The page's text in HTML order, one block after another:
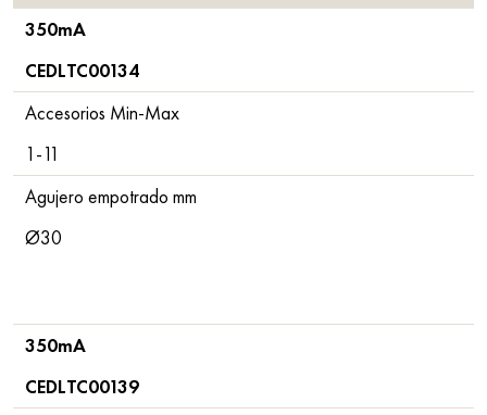
350mA
CEDLTC00134
Accesorios Min-Max
1-11
Agujero empotrado mm
Ø30
350mA
CEDLTC00139